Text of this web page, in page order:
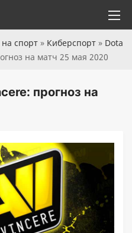
спорт » Киберспорт » Dota
на матч 25 мая 2020
прогноз на